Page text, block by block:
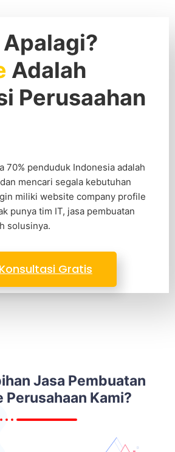
Adalah
Perusaahan
70% penduduk Indonesia adalah
mencari segala kebutuhan
miliki website company profile
punya tim IT, jasa pembuatan
solusinya.
Gratis
Jasa Pembuatan
Perusahaan Kami?